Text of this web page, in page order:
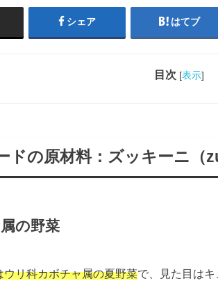
シェア はてブ
目次 [表示]
ドの原材料：ズッキーニ（
の野菜
ウリ科カボチャ属の夏野菜で、見た目は